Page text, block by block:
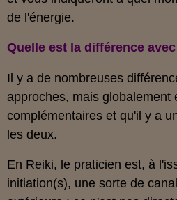
de l'énergie.
Quelle est la différence
Il y a de nombreuses
approches, mais globalement
complémentaires et qu'il y a
les deux.
En Reiki, le praticien est, à
initiation(s), une sorte de